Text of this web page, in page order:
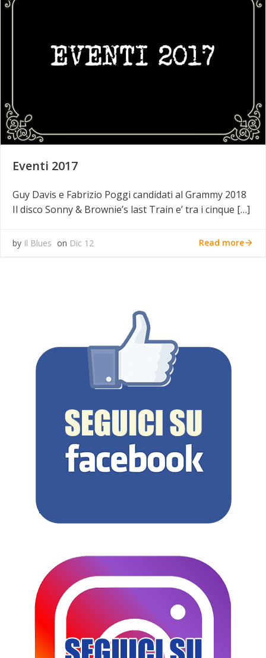
Eventi 2017
Guy Davis e Fabrizio Poggi candidati al Grammy 2018
Il disco Sonny & Brownie’s last Train e’ tra i cinque […]
by Il Blues on Dic 12 Read more